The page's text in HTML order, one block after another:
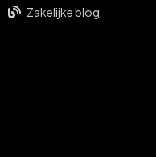
Zakelijke blog